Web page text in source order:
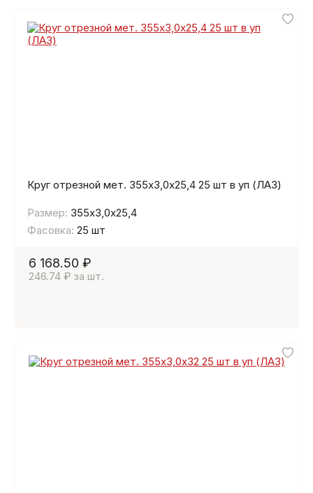
Круг отрезной мет. 355х3,0х25,4 25 шт в уп (ЛАЗ)
Размер: 355х3,0х25,4
Фасовка: 25 шт
6 168.50 ₽
246.74 ₽ за шт.